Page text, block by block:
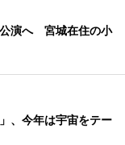
公演へ 宮城在住の小
、今年は宇宙をテー